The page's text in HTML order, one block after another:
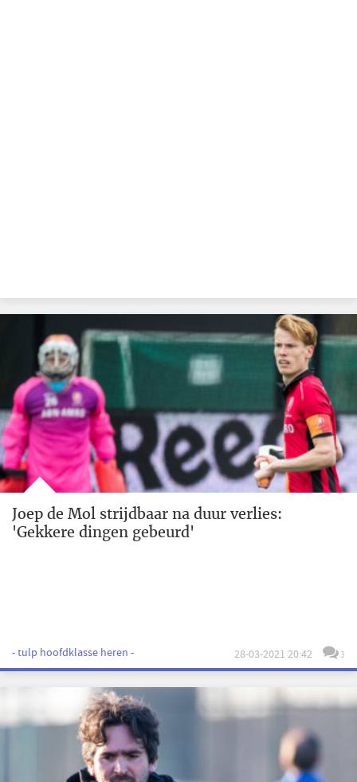
Joep de Mol strijdbaar na duur verlies:
'Gekkere dingen gebeurd'
- tulp hoofdklasse heren - 28-03-2021 20:42 3